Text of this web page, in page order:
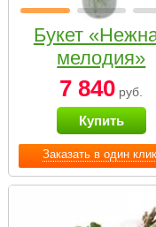
Заказать в один клик
Букет
мелодия»
7 840 руб.
Купить